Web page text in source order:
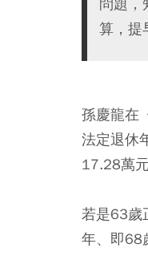
算，提
孫慶龍在
法定退休
17.28萬
若是63歲
年、即68